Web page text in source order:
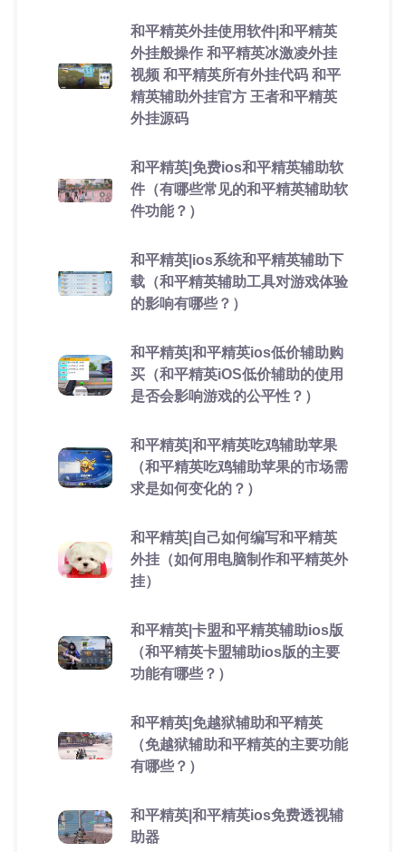
和平精英外挂使用软件|和平精英
外挂般操作 和平精英冰激凌外挂
视频 和平精英所有外挂代码 和平
精英辅助外挂官方 王者和平精英
外挂源码
和平精英|免费ios和平精英辅助软
件（有哪些常见的和平精英辅助软
件功能？）
和平精英|ios系统和平精英辅助下
载（和平精英辅助工具对游戏体验
的影响有哪些？）
和平精英|和平精英ios低价辅助购
买（和平精英iOS低价辅助的使用
是否会影响游戏的公平性？）
和平精英|和平精英吃鸡辅助苹果
（和平精英吃鸡辅助苹果的市场需
求是如何变化的？）
和平精英|自己如何编写和平精英
外挂（如何用电脑制作和平精英外
挂）
和平精英|卡盟和平精英辅助ios版
（和平精英卡盟辅助ios版的主要
功能有哪些？）
和平精英|免越狱辅助和平精英
（免越狱辅助和平精英的主要功能
有哪些？）
和平精英|和平精英ios免费透视辅
助器